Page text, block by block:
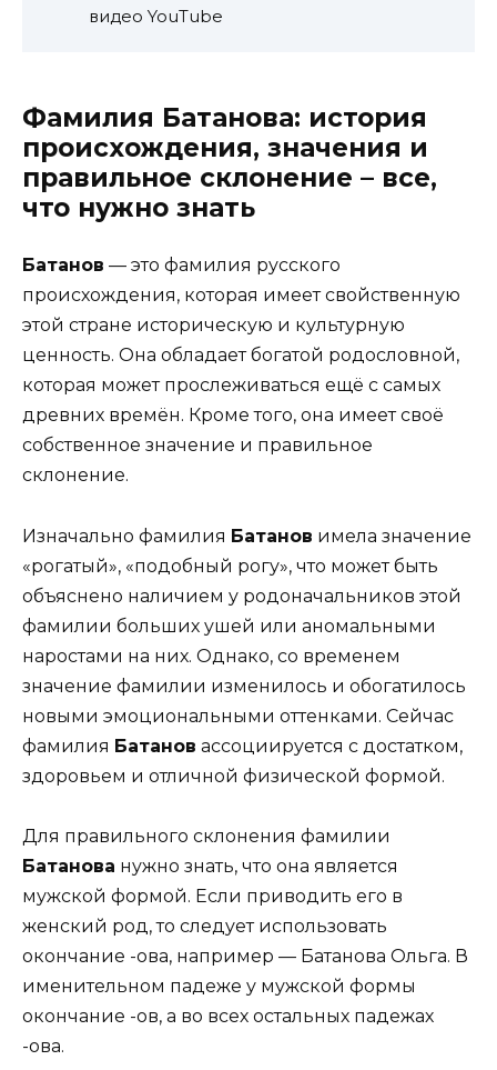
видео YouTube
Фамилия Батанова: история
происхождения, значения и
правильное склонение – все,
что нужно знать
Батанов — это фамилия русского
происхождения, которая имеет свойственную
этой стране историческую и культурную
ценность. Она обладает богатой родословной,
которая может прослеживаться ещё с самых
древних времён. Кроме того, она имеет своё
собственное значение и правильное
склонение.
Изначально фамилия Батанов имела значение
«рогатый», «подобный рогу», что может быть
объяснено наличием у родоначальников этой
фамилии больших ушей или аномальными
наростами на них. Однако, со временем
значение фамилии изменилось и обогатилось
новыми эмоциональными оттенками. Сейчас
фамилия Батанов ассоциируется с достатком,
здоровьем и отличной физической формой.
Для правильного склонения фамилии
Батанова нужно знать, что она является
мужской формой. Если приводить его в
женский род, то следует использовать
окончание -ова, например — Батанова Ольга. В
именительном падеже у мужской формы
окончание -ов, а во всех остальных падежах
-ова.